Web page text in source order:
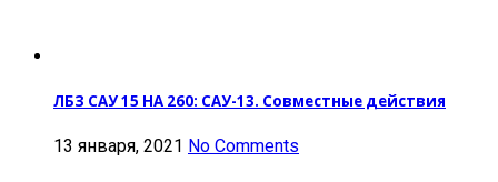
ЛБЗ САУ 15 НА 260: САУ-13. Совместные действия
13 января, 2021 No Comments